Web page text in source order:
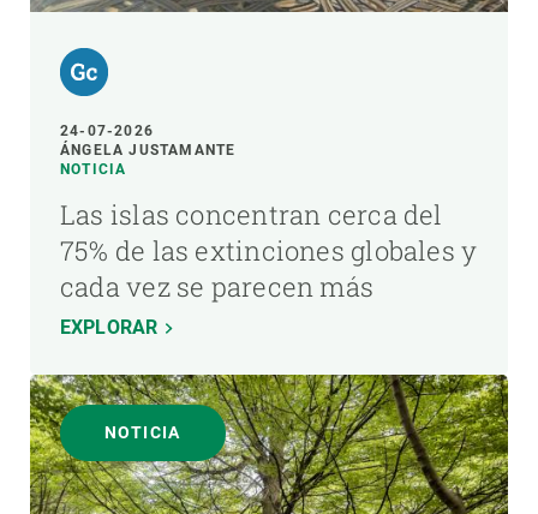
24-07-2026
ÁNGELA JUSTAMANTE
NOTICIA
Las islas concentran cerca del
75% de las extinciones globales y
cada vez se parecen más
EXPLORAR
NOTICIA